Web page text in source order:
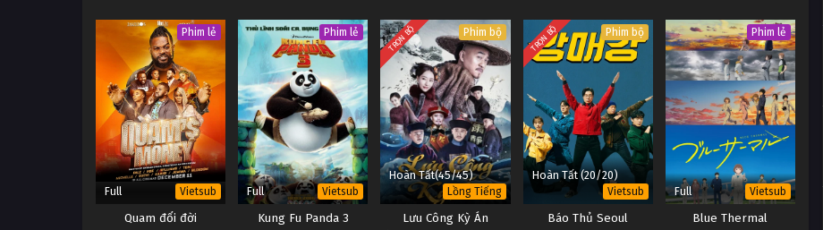
Phim lẻ
Full Vietsub
Quam đổi đời
Phim lẻ
Full Vietsub
Kung Fu Panda 3
TRỌN BỘ Phim bộ
Hoàn Tất(45/45)
Lồng Tiếng
Lưu Công Kỳ Án
TRỌN BỘ Phim bộ
Hoàn Tất (20/20)
Vietsub
Báo Thủ Seoul
Phim lẻ
Full Vietsub
Blue Thermal